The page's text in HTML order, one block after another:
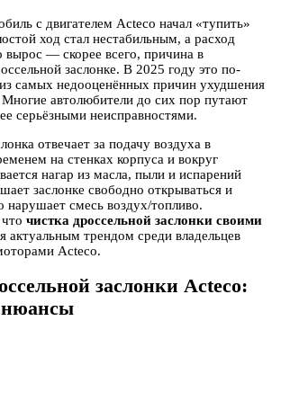
с двигателем Acteco начал «тупить»
ход стал нестабильным, а расход
вырос — скорее всего, причина в
заслонке. В 2025 году это по-
самых недооценённых причин ухудшения
автолюбители до сих пор путают
серьёзными неисправностями.
отвечает за подачу воздуха в
на стенках корпуса и вокруг
нагар из масла, пыли и испарений
заслонке свободно открываться и
нарушает смесь воздух/топливо.
чточистка дроссельной заслонки своими
актуальным трендом среди владельцев
Acteco.
заслонки Acteco:
нюансы